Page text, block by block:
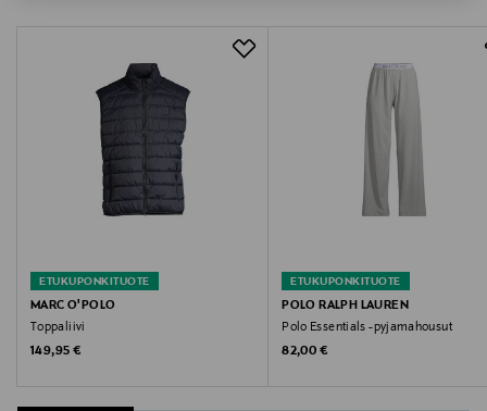
ETUKUPONKITUOTE
MARC O'POLO
Toppaliivi
Original Price
149,95 €
ETUKUPONKITUOTE
POLO RALPH LAUREN
Polo Essentials -pyjamahousut
Original Price
82,00 €